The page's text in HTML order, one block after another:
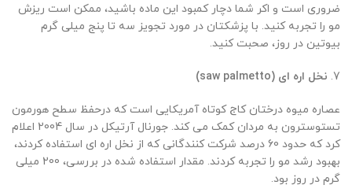
ضروری است و اکر شما دچار کمبود این ماده باشید، ممکن است ریزش
مو را تجربه کنید. با پزشکتان در مورد تجویز سه تا پنج میلی گرم
بیوتین در روز، صحبت کنید.
7. نخل اره ای (saw palmetto)
عصاره میوه درختان کاج کوتاه آمریکایی است که درحفظ سطح هورمون
تستوسترون به مردان کمک می کند. جورنال آرتیکل در سال 2004 اعلام
کرد که حدود 60 درصد شرکت کنندگانی که از نخل اره ای استفاده کردند،
بهبود رشد مو را تجربه کردند. مقدار استفاده شده در بررسی، 200 میلی
گرم در روز بود.